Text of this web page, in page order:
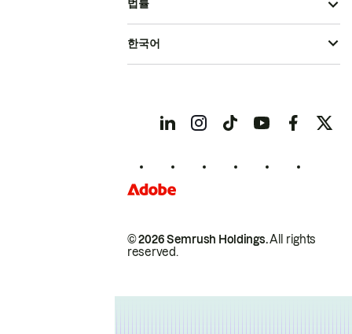
© 2026 Semrush Holdings.All rights
reserved.
법률
한국어